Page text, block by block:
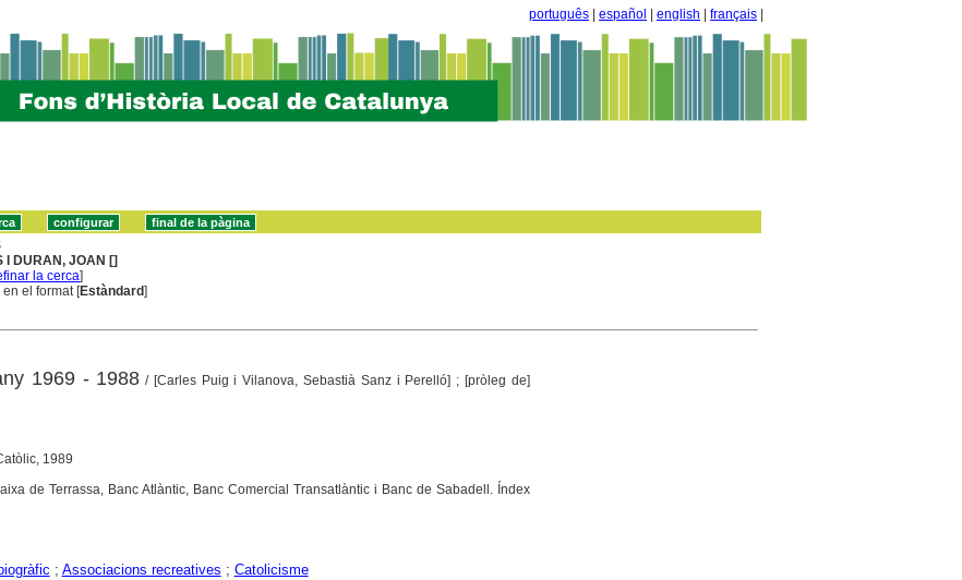
português español english français
I DURAN, JOAN []
la cerca]
en el format [Estàndard]
1969 - 1988 / [Carles Puig i Vilanova, Sebastià Sanz i Perelló] ; [pròleg de]
1989
de Terrassa, Banc Atlàntic, Banc Comercial Transatlàntic i Banc de Sabadell. Índex
; Associacions recreatives ; Catolicisme